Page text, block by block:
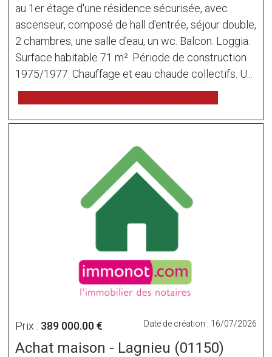
au 1er étage d'une résidence sécurisée, avec
ascenseur, composé de hall d'entrée, séjour double,
2 chambres, une salle d'eau, un wc. Balcon. Loggia.
Surface habitable 71 m². Période de construction
1975/1977. Chauffage et eau chaude collectifs. U...
Prix : 389 000.00 € Date de création : 16/07/2026
Achat maison - Lagnieu (01150)